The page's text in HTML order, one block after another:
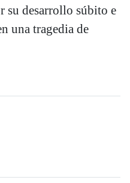
su desarrollo súbito e
una tragedia de